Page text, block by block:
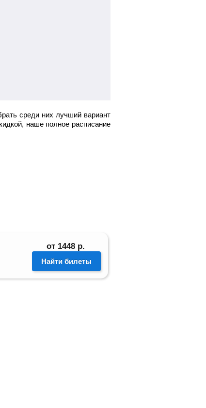
среди них лучший вариант
наше полное расписание
от 1448 р.
Найти билеты